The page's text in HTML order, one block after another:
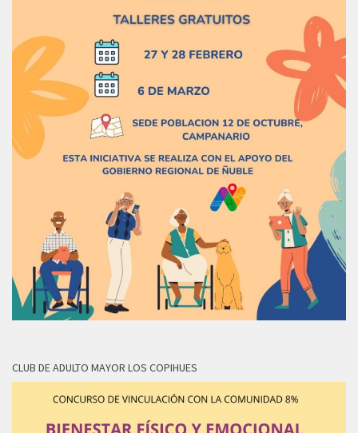
CLUB DE ADULTO MAYOR LOS COPIHUES